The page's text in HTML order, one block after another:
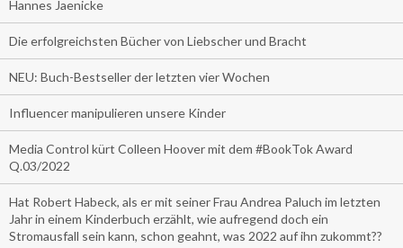
Hannes Jaenicke
Die erfolgreichsten Bücher von Liebscher und Bracht
NEU: Buch-Bestseller der letzten vier Wochen
Influencer manipulieren unsere Kinder
Media Control kürt Colleen Hoover mit dem #BookTok Award
Q.03/2022
Hat Robert Habeck, als er mit seiner Frau Andrea Paluch im letzten
Jahr in einem Kinderbuch erzählt, wie aufregend doch ein
Stromausfall sein kann, schon geahnt, was 2022 auf ihn zukommt??